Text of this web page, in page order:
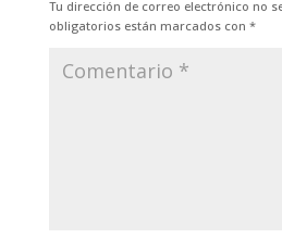
Tu dirección de correo electrónico no
obligatorios están marcados con *